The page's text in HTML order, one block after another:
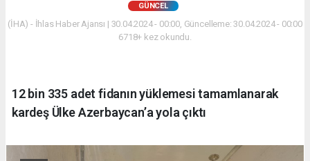
GÜNCEL
(İHA) - İhlas Haber Ajansı | 30.04.2024 - 00:00, Güncelleme: 30.04.2024 - 00:00
6718+ kez okundu.
12 bin 335 adet fidanın yüklemesi tamamlanarak
kardeş Ülke Azerbaycan’a yola çıktı